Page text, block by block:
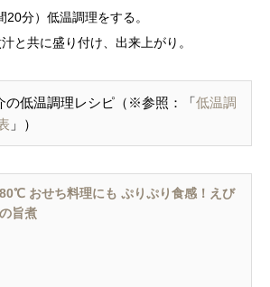
分）低温調理をする。
と共に盛り付け、出来上がり。
の低温調理レシピ（※参照：「低温調
」）
80℃ おせち料理にも ぷりぷり食感！えび
の旨煮